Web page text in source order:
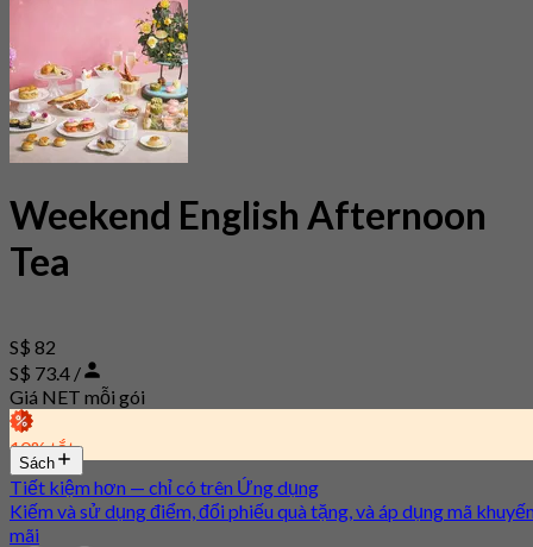
Weekend English Afternoon
Tea
S$ 82
S$ 73.4 /
Giá NET mỗi gói
10% tắt
Sách
Tiết kiệm hơn — chỉ có trên Ứng dụng
Kiếm và sử dụng điểm, đổi phiếu quà tặng, và áp dụng mã
mãi